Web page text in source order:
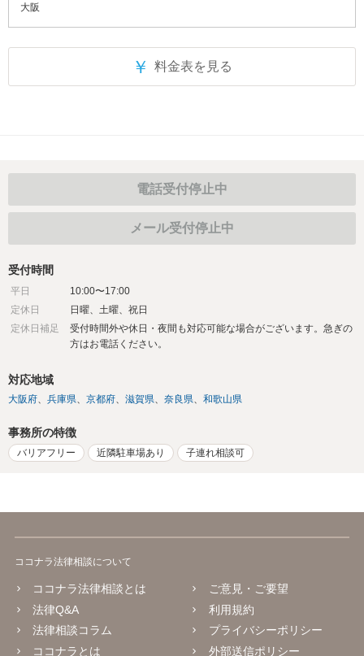
大阪
￥ 料金表を見る
電話受付停止中
メール受付停止中
受付時間
平日
10:00〜17:00
定休日
日曜、土曜、祝日
定休日補足
受付時間外や休日・夜間も対応可能な場合がございます。急ぎの
方はお電話ください。
対応地域
大阪府 兵庫県 京都府 滋賀県 奈良県 和歌山県
事務所の特徴
バリアフリー 近隣駐車場あり 子連れ相談可
ココナラ法律相談について
ココナラ法律相談とは
法律Q&A
法律相談コラム
ココナラとは
ご意見・ご要望
利用規約
プライバシーポリシー
外部送信ポリシー